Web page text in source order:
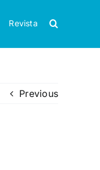
Revista
Previous